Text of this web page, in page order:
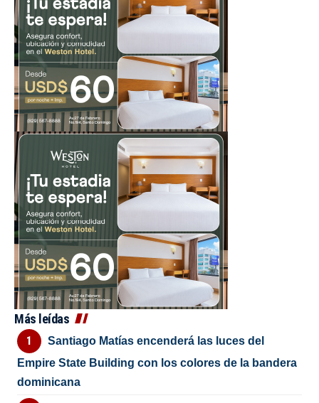
Más leídas
Santiago Matías encenderá las luces del
Empire State Building con los colores de la bandera
dominicana